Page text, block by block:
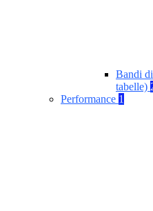
Bandi
tabelle)
Performance 1